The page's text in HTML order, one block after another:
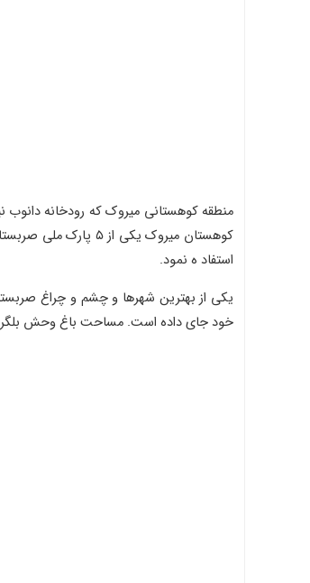
استفاد ه نمود.
یکی از بهترین شهرها و چشم و چراغ
خود جای داده است. مساحت باغ وحش بلگراد حدود ۱۴ هکتار بوده و در سال